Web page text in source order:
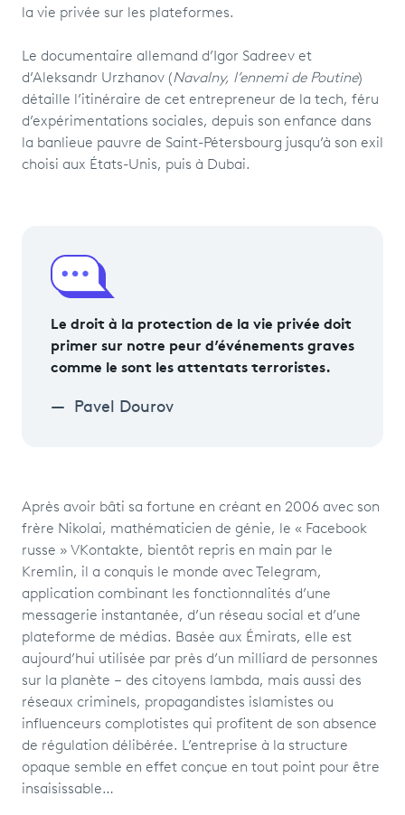
la vie privée sur les plateformes.
Le documentaire allemand d’Igor Sadreev et
d’Aleksandr Urzhanov (Navalny, l’ennemi de Poutine)
détaille l’itinéraire de cet entrepreneur de la tech, féru
d’expérimentations sociales, depuis son enfance dans
la banlieue pauvre de Saint-Pétersbourg jusqu’à son exil
choisi aux États-Unis, puis à Dubai.
Le droit à la protection de la vie privée doit
primer sur notre peur d’événements graves
comme le sont les attentats terroristes.
Pavel Dourov
Après avoir bâti sa fortune en créant en 2006 avec son
frère Nikolai, mathématicien de génie, le « Facebook
russe » VKontakte, bientôt repris en main par le
Kremlin, il a conquis le monde avec Telegram,
application combinant les fonctionnalités d’une
messagerie instantanée, d’un réseau social et d’une
plateforme de médias. Basée aux Émirats, elle est
aujourd’hui utilisée par près d’un milliard de personnes
sur la planète – des citoyens lambda, mais aussi des
réseaux criminels, propagandistes islamistes ou
influenceurs complotistes qui profitent de son absence
de régulation délibérée. L’entreprise à la structure
opaque semble en effet conçue en tout point pour être
insaisissable…